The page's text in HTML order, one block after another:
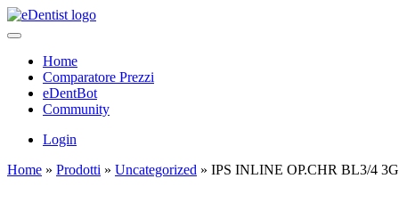
Home
Comparatore Prezzi
eDentBot
Community
Login
Home » Prodotti » Uncategorized » IPS INLINE OP.CHR BL3/4